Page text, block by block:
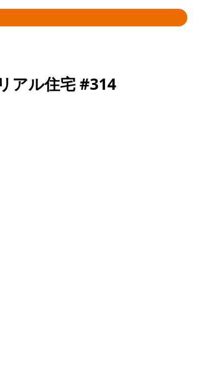
アル住宅 #314